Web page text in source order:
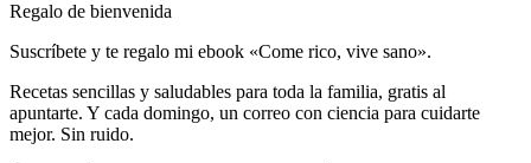
Regalo de bienvenida
Suscríbete y te regalo mi ebook «Come rico, vive sano».
Recetas sencillas y saludables para toda la familia, gratis al
apuntarte. Y cada domingo, un correo con ciencia para cuidarte
mejor. Sin ruido.